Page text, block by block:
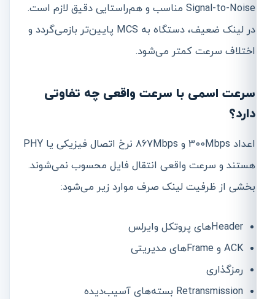
Signal-to-Noise مناسب و هم‌راستایی دقیق لازم است.
در لینک ضعیف، دستگاه به MCS پایین‌تر بازمی‌گردد و
اختلاف سرعت کمتر می‌شود.
سرعت اسمی با سرعت واقعی چه تفاوتی
دارد؟
اعداد 300Mbps و 867Mbps نرخ اتصال فیزیکی یا PHY
هستند و سرعت واقعی انتقال فایل محسوب نمی‌شوند.
بخشی از ظرفیت لینک صرف موارد زیر می‌شود:
Headerهای پروتکل وایرلس
ACK و Frameهای مدیریتی
رمزگذاری
Retransmission بسته‌های آسیب‌دیده